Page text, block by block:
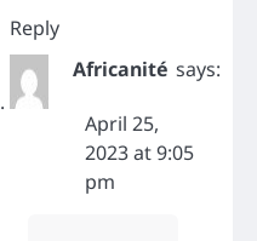
Reply
Africanité says:
April 25,
2023 at 9:05
pm